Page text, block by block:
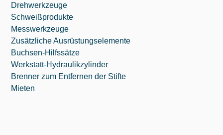
Drehwerkzeuge
Schweißprodukte
Messwerkzeuge
Zusätzliche Ausrüstungselemente
Buchsen-Hilfssätze
Werkstatt-Hydraulikzylinder
Brenner zum Entfernen der Stifte
Mieten